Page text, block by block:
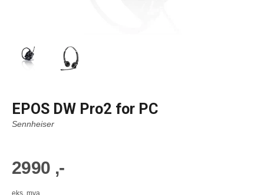
EPOS DW Pro2 for PC
Sennheiser
2990 ,-
eks. mva